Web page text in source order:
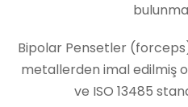
Bipolar Pensetler
metallerden imal edilmiş
ve ISO 13485